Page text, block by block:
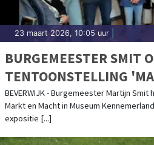
23 maart 2026, 10:05 uur
BURGEMEESTER SMIT
TENTOONSTELLING
IN MUSEUM
BEVERWIJK - Burgemeester Martijn
Markt en Macht in Museum
expositie [...]